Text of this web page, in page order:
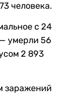
человека.
с 24
умерли 56
2 893
заражений